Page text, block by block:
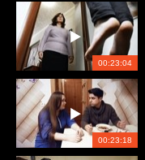
00:23:04
00:23:18